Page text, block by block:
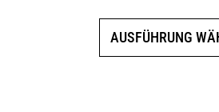
AUSFÜHRUNG